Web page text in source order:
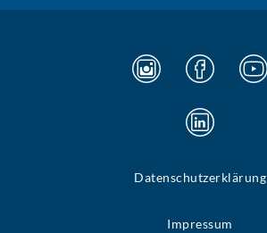
Datenschutzerklärung
Impressum